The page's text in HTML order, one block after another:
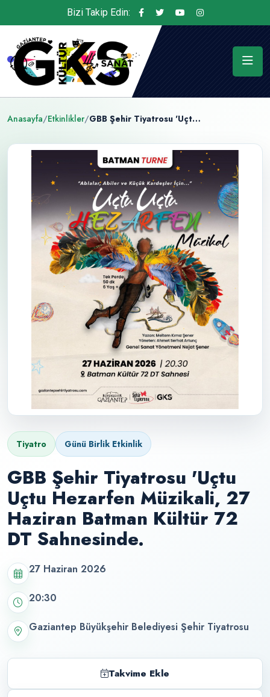
Bizi Takip Edin:
Anasayfa/Etkinlikler/ GBB Şehir Tiyatrosu 'Uçtu Uçtu Hezarfen Müzikali, 27 Haziran Batman Kültür 72 DT Sahnesinde.
Tiyatro Günü Birlik Etkinlik
GBB Şehir Tiyatrosu 'Uçtu
Uçtu Hezarfen Müzikali, 27
Haziran Batman Kültür 72
DT Sahnesinde.
27 Haziran 2026
20:30
Gaziantep Büyükşehir Belediyesi Şehir Tiyatrosu
Takvime Ekle